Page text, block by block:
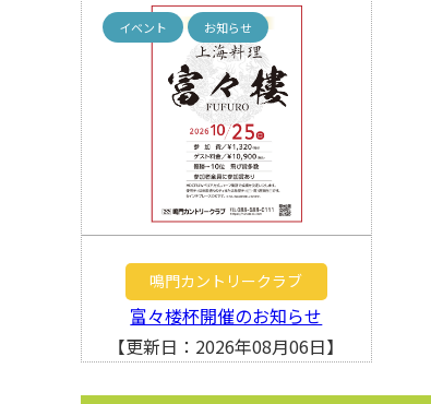
イベント お知らせ
鳴門カントリークラブ
富々楼杯開催のお知らせ
【更新日：2026年08月06日】